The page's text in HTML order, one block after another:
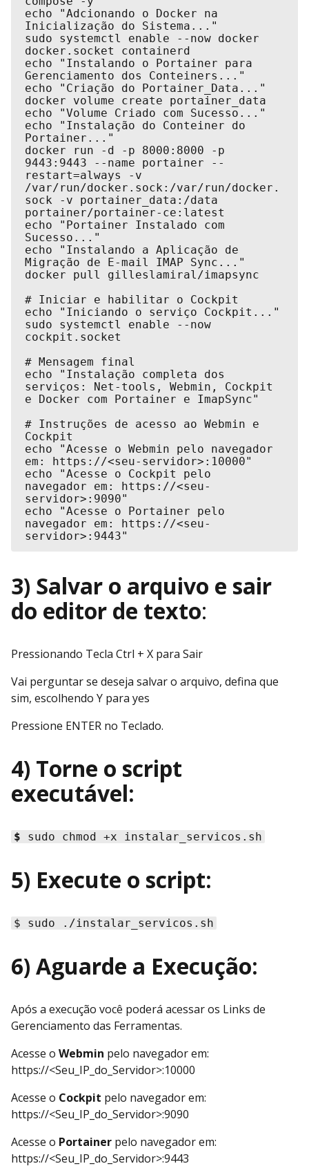
echo "Adcionando o Docker na
Inicialização do Sistema..."
sudo systemctl enable --now docker
docker.socket containerd
echo "Instalando o Portainer para
Gerenciamento dos Conteiners..."
echo "Criação do Portainer_Data..."
docker volume create portainer_data
echo "Volume Criado com Sucesso..."
echo "Instalação do Conteiner do
Portainer..."
docker run -d -p 8000:8000 -p
9443:9443 --name portainer --
restart=always -v
/var/run/docker.sock:/var/run/docker.
sock -v portainer_data:/data
portainer/portainer-ce:latest
echo "Portainer Instalado com
Sucesso..."
echo "Instalando a Aplicação de
Migração de E-mail IMAP Sync..."
docker pull gilleslamiral/imapsync
# Iniciar e habilitar o Cockpit
echo "Iniciando o serviço Cockpit..."
sudo systemctl enable --now
cockpit.socket
# Mensagem final
echo "Instalação completa dos
serviços: Net-tools, Webmin, Cockpit
e Docker com Portainer e ImapSync"
# Instruções de acesso ao Webmin e
Cockpit
echo "Acesse o Webmin pelo navegador
em: https://<seu-servidor>:10000"
echo "Acesse o Cockpit pelo
navegador em: https://<seu-
servidor>:9090"
echo "Acesse o Portainer pelo
navegador em: https://<seu-
servidor>:9443"
3) Salvar o arquivo e sair
do editor de texto:
Pressionando Tecla Ctrl + X para Sair
Vai perguntar se deseja salvar o arquivo, defina que
sim, escolhendo Y para yes
Pressione ENTER no Teclado.
4) Torne o script
executável:
$ sudo chmod +x instalar_servicos.sh
5) Execute o script:
$ sudo ./instalar_servicos.sh
6) Aguarde a Execução:
Após a execução você poderá acessar os Links de
Gerenciamento das Ferramentas.
Acesse o Webmin pelo navegador em:
https://<Seu_IP_do_Servidor>:10000
Acesse o Cockpit pelo navegador em:
https://<Seu_IP_do_Servidor>:9090
Acesse o Portainer pelo navegador em:
https://<Seu_IP_do_Servidor>:9443